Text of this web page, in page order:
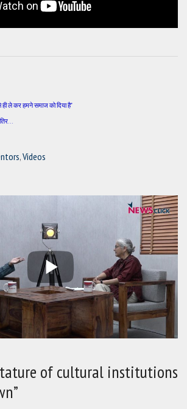
ही ले कर हमने समाज को दिया है”
,Videos
of cultural institutions